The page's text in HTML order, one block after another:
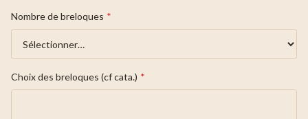
Nombre de breloques *
Choix des breloques (cf cata.) *